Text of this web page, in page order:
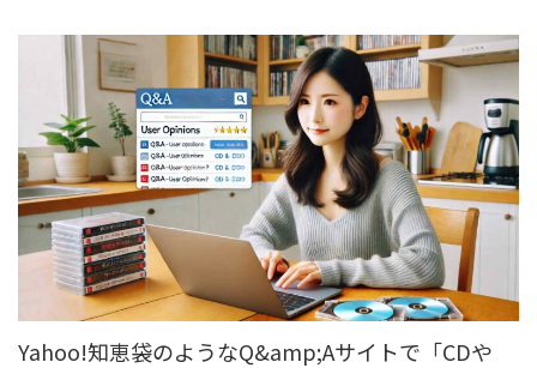
Yahoo!知恵袋のようなQ&amp;Aサイトで「CDや